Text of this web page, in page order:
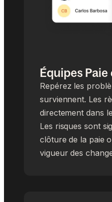
Équipes Paie
Repérez les
surviennent. Les
directement dans
Les risques sont
clôture de la paie
vigueur des